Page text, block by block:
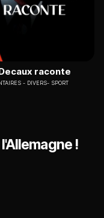
raconte
DIVERS- SPORT
!